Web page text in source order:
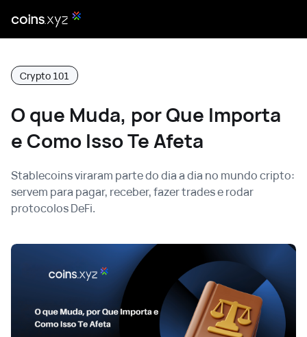
Crypto 101
O que Muda, por Que Importa
e Como Isso Te Afeta
Stablecoins viraram parte do dia a dia no mundo cripto:
servem para pagar, receber, fazer trades e rodar
protocolos DeFi.